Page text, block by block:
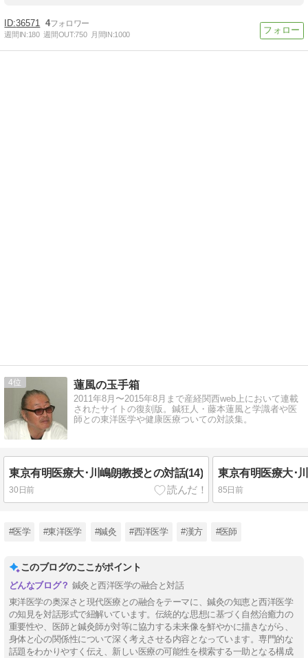
36571 4
週間IN:180 週間OUT:750 月間IN:1000
4 蓮風の玉手箱
2011年8月〜2015年8月まで産経関西web上において連載
されたサイトの復刻版。鍼狂人・藤本蓮風と学識者や医
師との東洋医学や健康医療ついての対談集。
東京有明医療大･川嶋朗教授との対話(14)
30日前
東京有明医療大･
85日前
#医学 #東洋医学 #鍼灸 #西洋医学 #漢方 #医師
このブログのここがポイント
鍼灸と西洋医学の融合と対話
東洋医学の奥深さと現代医療との融合をテーマに、鍼灸の知恵と西洋医学
の知見を対話形式で紐解いています。伝統的な思想に基づく自然治癒力の
重要性や、医師と鍼灸師が対等に協力する未来像を鮮やかに描きながら、
身体と心の関係性について深く考えさせる内容となっています。専門的な
話題をわかりやすく伝え、新しい医療の可能性を模索する一助となる構成